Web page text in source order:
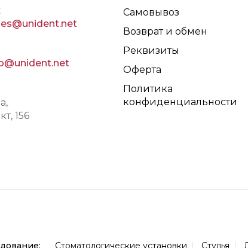
,
156
Самовывоз
Возврат и обмен
Реквизиты
Оферта
Политика
конфиденциальности
Стоматологические установки Стулья